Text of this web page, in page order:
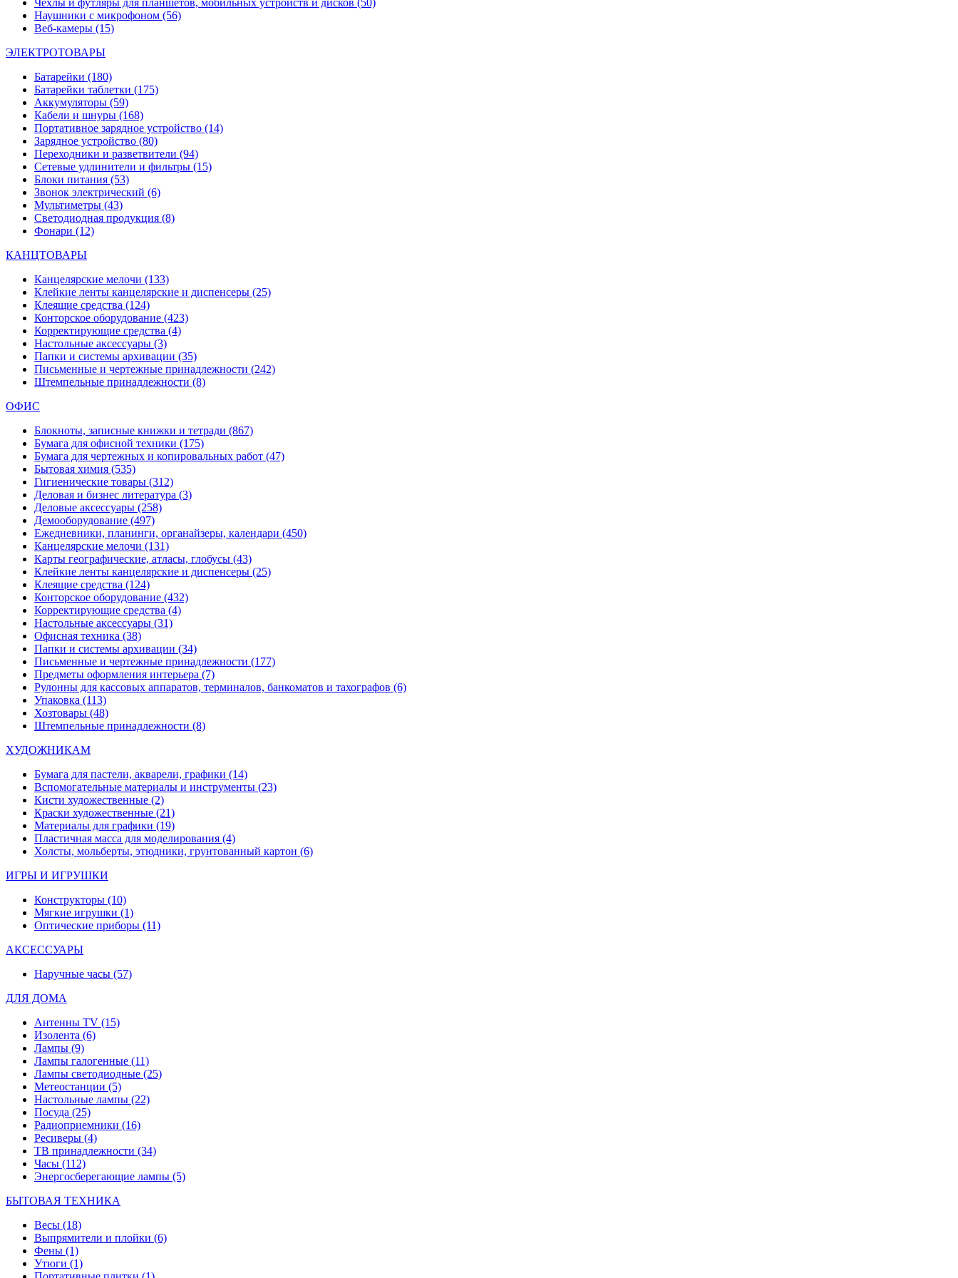
Чехлы и футляры для планшетов, мобильных устройств и дисков (50)
Наушники с микрофоном (56)
Веб-камеры (15)
ЭЛЕКТРОТОВАРЫ
Батарейки (180)
Батарейки таблетки (175)
Аккумуляторы (59)
Кабели и шнуры (168)
Портативное зарядное устройство (14)
Зарядное устройство (80)
Переходники и разветвители (94)
Сетевые удлинители и фильтры (15)
Блоки питания (53)
Звонок электрический (6)
Мультиметры (43)
Светодиодная продукция (8)
Фонари (12)
КАНЦТОВАРЫ
Канцелярские мелочи (133)
Клейкие ленты канцелярские и диспенсеры (25)
Клеящие средства (124)
Конторское оборудование (423)
Корректирующие средства (4)
Настольные аксессуары (3)
Папки и системы архивации (35)
Письменные и чертежные принадлежности (242)
Штемпельные принадлежности (8)
ОФИС
Блокноты, записные книжки и тетради (867)
Бумага для офисной техники (175)
Бумага для чертежных и копировальных работ (47)
Бытовая химия (535)
Гигиенические товары (312)
Деловая и бизнес литература (3)
Деловые аксессуары (258)
Демооборудование (497)
Ежедневники, планинги, органайзеры, календари (450)
Канцелярские мелочи (131)
Карты географические, атласы, глобусы (43)
Клейкие ленты канцелярские и диспенсеры (25)
Клеящие средства (124)
Конторское оборудование (432)
Корректирующие средства (4)
Настольные аксессуары (31)
Офисная техника (38)
Папки и системы архивации (34)
Письменные и чертежные принадлежности (177)
Предметы оформления интерьера (7)
Рулонны для кассовых аппаратов, терминалов, банкоматов и тахографов (6)
Упаковка (113)
Хозтовары (48)
Штемпельные принадлежности (8)
ХУДОЖНИКАМ
Бумага для пастели, акварели, графики (14)
Вспомогательные материалы и инструменты (23)
Кисти художественные (2)
Краски художественные (21)
Материалы для графики (19)
Пластичная масса для моделирования (4)
Холсты, мольберты, этюдники, грунтованный картон (6)
ИГРЫ И ИГРУШКИ
Конструкторы (10)
Мягкие игрушки (1)
Оптические приборы (11)
АКСЕССУАРЫ
Наручные часы (57)
ДЛЯ ДОМА
Антенны TV (15)
Изолента (6)
Лампы (9)
Лампы галогенные (11)
Лампы светодиодные (25)
Метеостанции (5)
Настольные лампы (22)
Посуда (25)
Радиоприемники (16)
Ресиверы (4)
ТВ принадлежности (34)
Часы (112)
Энергосберегающие лампы (5)
БЫТОВАЯ ТЕХНИКА
Весы (18)
Выпрямители и плойки (6)
Фены (1)
Утюги (1)